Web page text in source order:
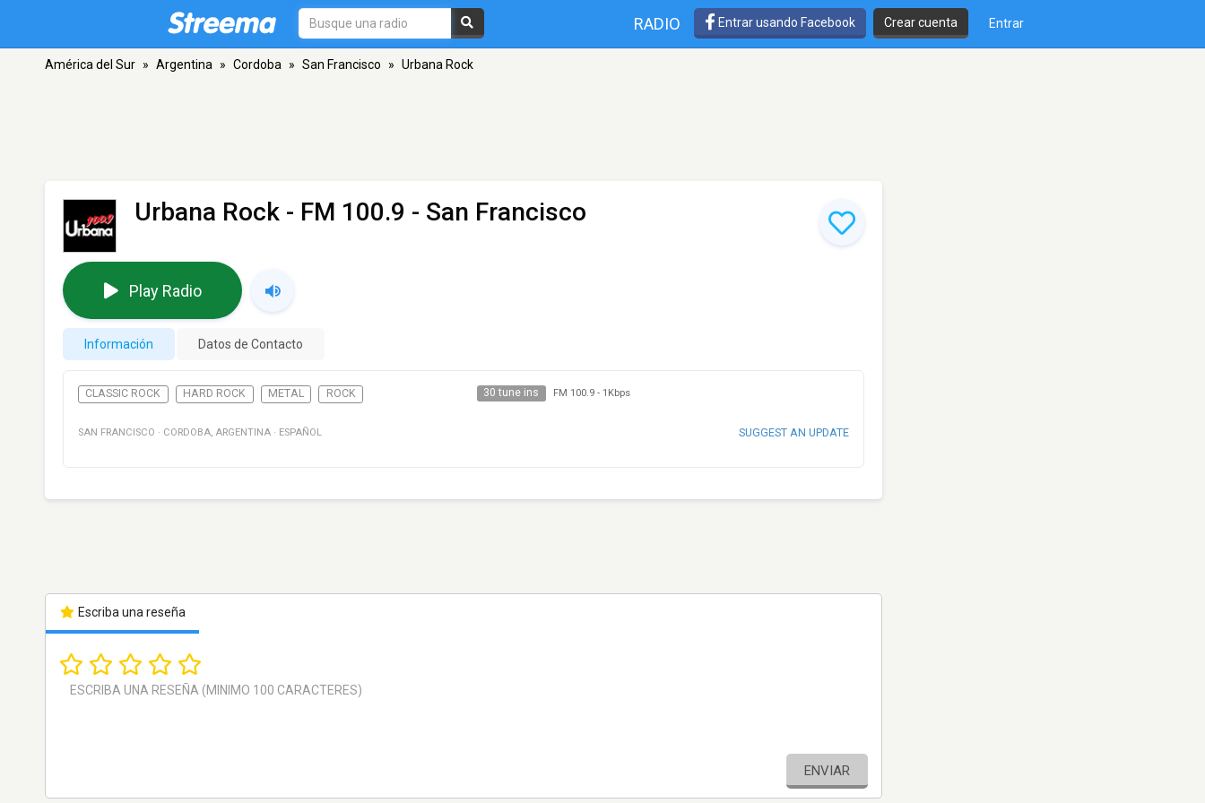
RADIO Entrar usando Facebook Crear cuenta Entrar
América del Sur » Argentina » Cordoba » San Francisco » Urbana Rock
Urbana Rock - FM 100.9 - San Francisco
Play Radio
Información Datos de Contacto
CLASSIC ROCK HARD ROCK METAL ROCK 30 tune ins FM 100.9- 1Kbps
SAN FRANCISCO · CORDOBA, ARGENTINA · ESPAÑOL SUGGEST AN UPDATE
Escriba una reseña
ENVIAR